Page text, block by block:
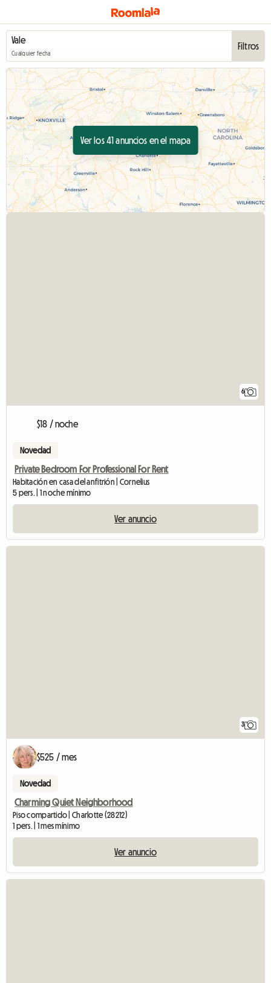
Cualquier fecha
Filtros
Ver los 41 anuncios en el mapa
6
$18 / noche
Novedad
Private Bedroom For Professional For Rent
Habitación en casa del anfitrión | Cornelius
5 pers. | 1 noche mínimo
Ver anuncio
3
$525 / mes
Novedad
Charming Quiet Neighborhood
Piso compartido | Charlotte (28212)
1 pers. | 1 mes mínimo
Ver anuncio